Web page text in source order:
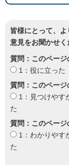
皆様にとって、
意見をお聞かせく
質問：このページ
1：役に立った
質問：このページ
1：見つけやす
た
質問：このページ
1：わかりやす
た